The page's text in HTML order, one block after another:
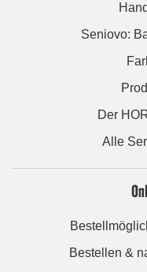
Seniovo:
Der
Alle
Bestellen &